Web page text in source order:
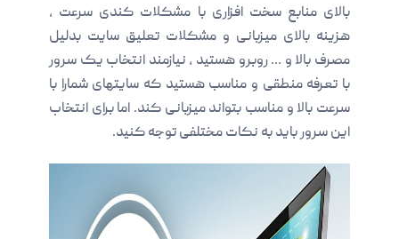
بالای منابع سخت افزاری با مشکلات کندی سرعت ،
هزینه بالای میزبانی و مشکلات تعلیق سایت بدلیل
مصرف بالا و … روبرو هستید ، نیازمند انتخاب یک سرور
با تعرفه منطقی و مناسب هستید که سایتهای شمارا با
سرعت بالا و مناسب بتواند میزبانی کند. اما برای انتخاب
این سرور باید به نکات مختلفی توجه کنید.